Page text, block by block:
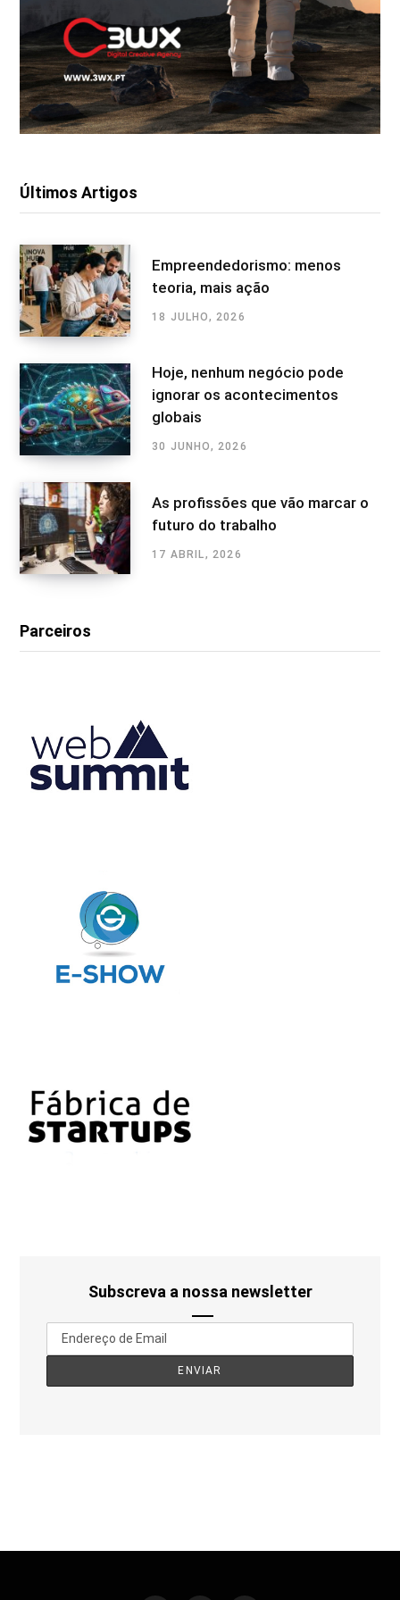
Últimos Artigos
Empreendedorismo: menos
teoria, mais ação
18 JULHO, 2026
Hoje, nenhum negócio pode
ignorar os acontecimentos
globais
30 JUNHO, 2026
As profissões que vão marcar o
futuro do trabalho
17 ABRIL, 2026
Parceiros
Subscreva a nossa newsletter